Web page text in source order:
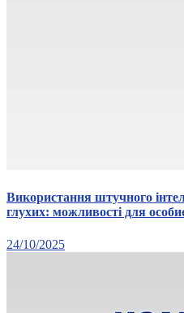
Використання штучного
глухих: можливості для
24/10/2025